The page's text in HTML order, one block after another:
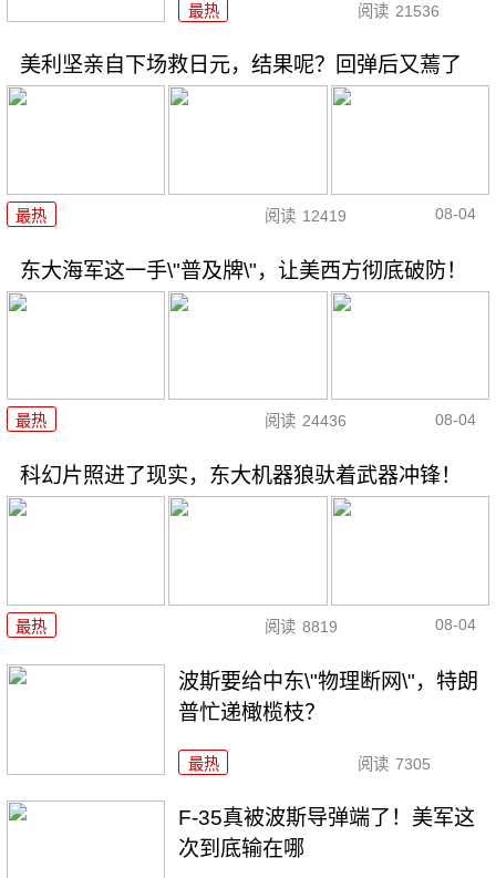
最热 阅读 21536
美利坚亲自下场救日元，结果呢？回弹后又蔫了
最热 阅读 12419 08-04
东大海军这一手\"普及牌\"，让美西方彻底破防！
最热 阅读 24436 08-04
科幻片照进了现实，东大机器狼驮着武器冲锋！
最热 阅读 8819 08-04
波斯要给中东\"物理断网\"，特朗
普忙递橄榄枝？
最热 阅读 7305
F-35真被波斯导弹端了！美军这
次到底输在哪